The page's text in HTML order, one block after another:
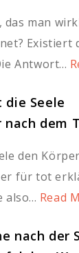
das man
Existiert
Antwort...
die Seele
dem
den
für tot
also... Read
nach der